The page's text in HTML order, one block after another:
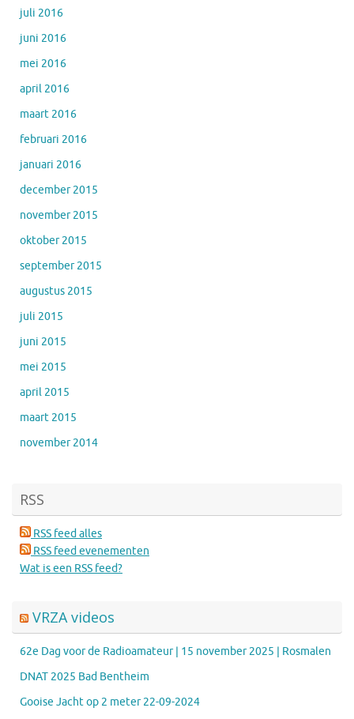
juli 2016
juni 2016
mei 2016
april 2016
maart 2016
februari 2016
januari 2016
december 2015
november 2015
oktober 2015
september 2015
augustus 2015
juli 2015
juni 2015
mei 2015
april 2015
maart 2015
november 2014
RSS
RSS feed alles
RSS feed evenementen
Wat is een RSS feed?
VRZA videos
62e Dag voor de Radioamateur | 15 november 2025 | Rosmalen
DNAT 2025 Bad Bentheim
Gooise Jacht op 2 meter 22-09-2024